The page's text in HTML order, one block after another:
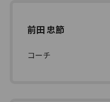
前田 忠節
コーチ